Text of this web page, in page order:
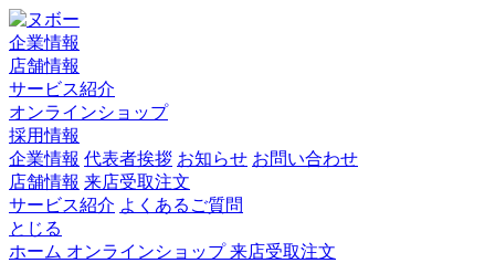
企業情報
店舗情報
サービス紹介
オンラインショップ
採用情報
企業情報 代表者挨拶 お知らせ お問い合わせ
店舗情報 来店受取注文
サービス紹介 よくあるご質問
とじる
ホーム オンラインショップ来店受取注文